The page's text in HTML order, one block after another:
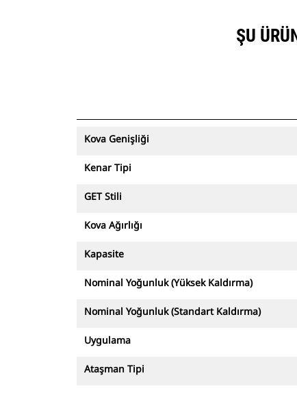
ŞU
Kova Genişliği
Kenar Tipi
GET Stili
Kova Ağırlığı
Kapasite
Nominal Yoğunluk (Yüksek Kaldırma)
Nominal Yoğunluk (Standart Kaldırma)
Uygulama
Ataşman Tipi